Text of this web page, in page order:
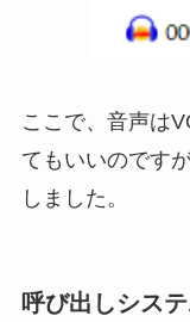
ここで、音声は
てもいいのです
しました。
呼び出しシス